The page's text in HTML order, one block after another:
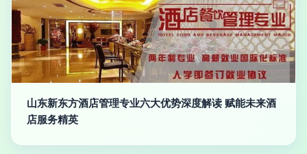
山东新东方酒店管理专业六大优势深度解读 赋能未来酒
店服务精英